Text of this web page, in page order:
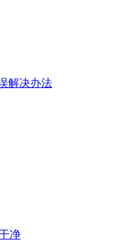
误解决办法
净